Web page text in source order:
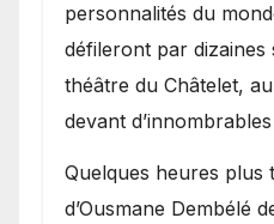
personnalités du
défileront par
théâtre du Châtelet,
devant
Quelques heures plus
d’Ousmane Dembélé